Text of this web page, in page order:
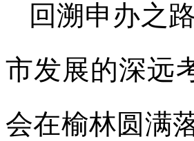
回溯申办之
市发展的深远
会在榆林圆满